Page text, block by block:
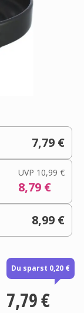
7,79 €
UVP 10,99 €
8,79 €
8,99 €
Du sparst 0,20 €
7,79 €